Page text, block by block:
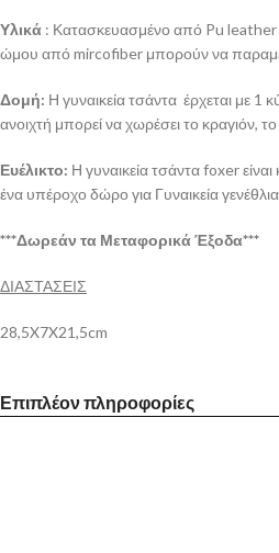
Υλικά : Κατασκευασμένο από Pu leather
ώμου από mircofiber μπορούν να
Δομή: Η γυναικεία τσάντα έρχεται με 1
ανοιχτή μπορεί να χωρέσει το κραγιόν,
Ευέλικτο: Η γυναικεία τσάντα foxer
ένα υπέροχο δώρο για Γυναικεία
***Δωρεάν τα Μεταφορικά Έξοδα***
ΔΙΑΣΤΑΣΕΙΣ
28,5X7X21,5cm
Επιπλέον πληροφορίες